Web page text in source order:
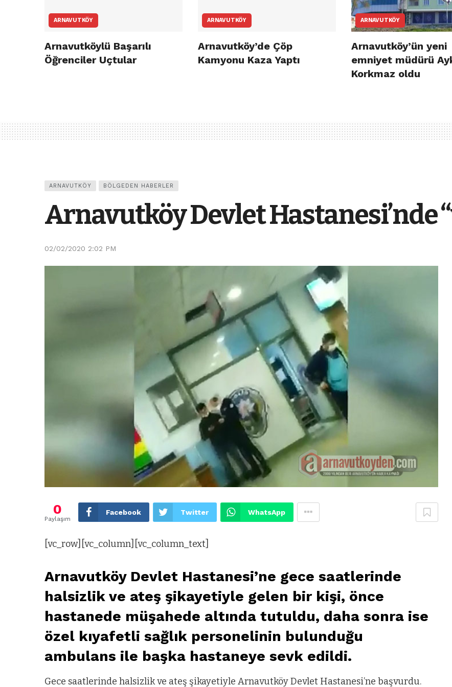
ARNAVUTKÖY
Arnavutköylü Başarılı
Öğrenciler Uçtular
ARNAVUTKÖY
Arnavutköy’de Çöp
Kamyonu Kaza Yaptı
ARNAVUTKÖY
Arnavutköy’ün yeni
emniyet müdürü
Korkmaz oldu
ARNAVUTKÖY BÖLGEDEN HABERLER
Arnavutköy Devlet Hastanesi’nde
02/02/2020 2:02 PM
0
Paylaşım
Facebook Twitter WhatsApp
[vc_row][vc_column][vc_column_text]
Arnavutköy Devlet Hastanesi’ne gece saatlerinde
halsizlik ve ateş şikayetiyle gelen bir kişi, önce
hastanede müşahede altında tutuldu, daha sonra ise
özel kıyafetli sağlık personelinin bulunduğu
ambulans ile başka hastaneye sevk edildi.
Gece saatlerinde halsizlik ve ateş şikayetiyle Arnavutköy Devlet Hastanesi’ne başvurdu.